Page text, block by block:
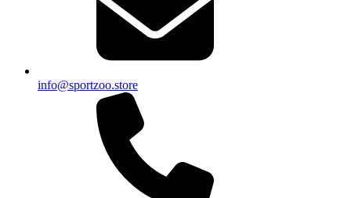
info@sportzoo.store